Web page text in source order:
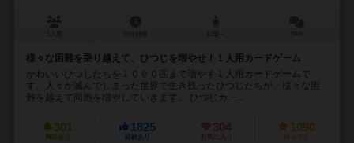
様々な困難を乗り越えて、ひつじを増やせ！１人用カードゲーム
かわいいひつじたちを１０００匹まで増やす１人用カードゲームで
す。人々が滅んでしまった世界で生き残ったひつじたちが、様々な困
難を越えて同胞を増やしていきます。 ひつじカー...
301
興味あり
1825
経験あり
304
お気に入り
1090
持ってる